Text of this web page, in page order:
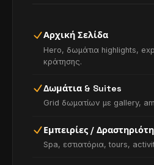
Αρχική Σελίδα
Hero, δωμάτια highlights,
κράτησης.
Δωμάτια & Suites
Grid δωματίων με gallery,
Εμπειρίες /
Spa, εστιατόρια, tours,